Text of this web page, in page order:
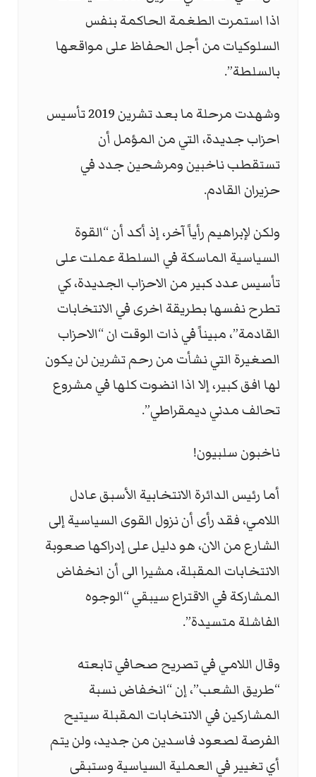
اذا استمرت الطغمة الحاكمة بنفس
السلوكيات من أجل الحفاظ على مواقعها
بالسلطة”.
وشهدت مرحلة ما بعد تشرين 2019 تأسيس
احزاب جديدة، التي من المؤمل أن
تستقطب ناخبين ومرشحين جدد في
حزيران القادم.
ولكن لإبراهيم رأياً آخر، إذ أكد أن “القوة
السياسية الماسكة في السلطة عملت على
تأسيس عدد كبير من الاحزاب الجديدة، كي
تطرح نفسها بطريقة اخرى في الانتخابات
القادمة”، مبيناً في ذات الوقت ان “الاحزاب
الصغيرة التي نشأت من رحم تشرين لن يكون
لها افق كبير، إلا اذا انضوت كلها في مشروع
تحالف مدني ديمقراطي”.
ناخبون سلبيون!
أما رئيس الدائرة الانتخابية الأسبق عادل
اللامي، فقد رأى أن نزول القوى ‏السياسية إلى
الشارع من الان، هو دليل على إدراكها صعوبة
الانتخابات ‏المقبلة، مشيرا الى أن انخفاض
المشاركة في الاقتراع سيبقي “الوجوه
‏الفاشلة متسيدة”.‏
وقال اللامي في تصريح صحافي تابعته
“طريق الشعب”، إن “انخفاض نسبة
المشاركين في الانتخابات ‏المقبلة سيتيح
الفرصة لصعود فاسدين من جديد، ولن يتم
أي تغيير في ‏العملية السياسية وستبقى